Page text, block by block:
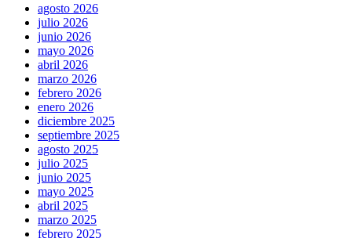
agosto 2026
julio 2026
junio 2026
mayo 2026
abril 2026
marzo 2026
febrero 2026
enero 2026
diciembre 2025
septiembre 2025
agosto 2025
julio 2025
junio 2025
mayo 2025
abril 2025
marzo 2025
febrero 2025